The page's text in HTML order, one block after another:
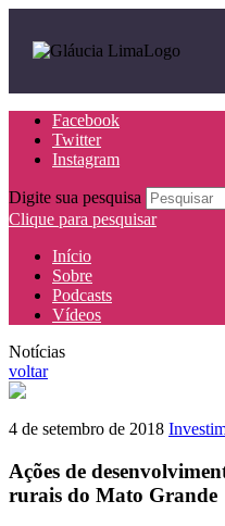
Facebook
Twitter
Instagram
Digite sua pesquisa
Clique para pesquisar
Início
Sobre
Podcasts
Vídeos
Notícias
voltar
4 de setembro de 2018
Ações de
rurais do Mato Grande